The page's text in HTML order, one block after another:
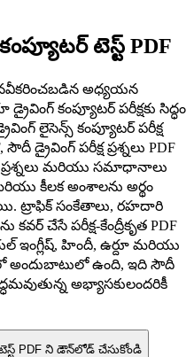
టెస్ట్ PDF
నవీకరించబడిన అధ్యయన
కంప్యూటర్ పరీక్షకు సిద్ధం
లైసెన్స్ కంప్యూటర్ పరీక్ష
డ్రైవింగ్ పరీక్ష ప్రశ్నలు PDF
ప్రశ్నలు మరియు సమాధానాలు
కీలక అంశాలను అర్థం
ట్రాఫిక్ సంకేతాలు, రహదారి
చేసే పరీక్ష-కేంద్రీకృత PDF
హిందీ, ఉర్దూ మరియు
ఉంది, ఇది సౌదీ
అభ్యాసకులందరికీ
PDF ని డౌన్‌లోడ్ చేసుకోండి